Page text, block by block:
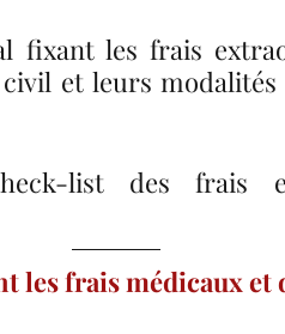
fixant les frais
et leurs
list des frais
les frais médicaux et